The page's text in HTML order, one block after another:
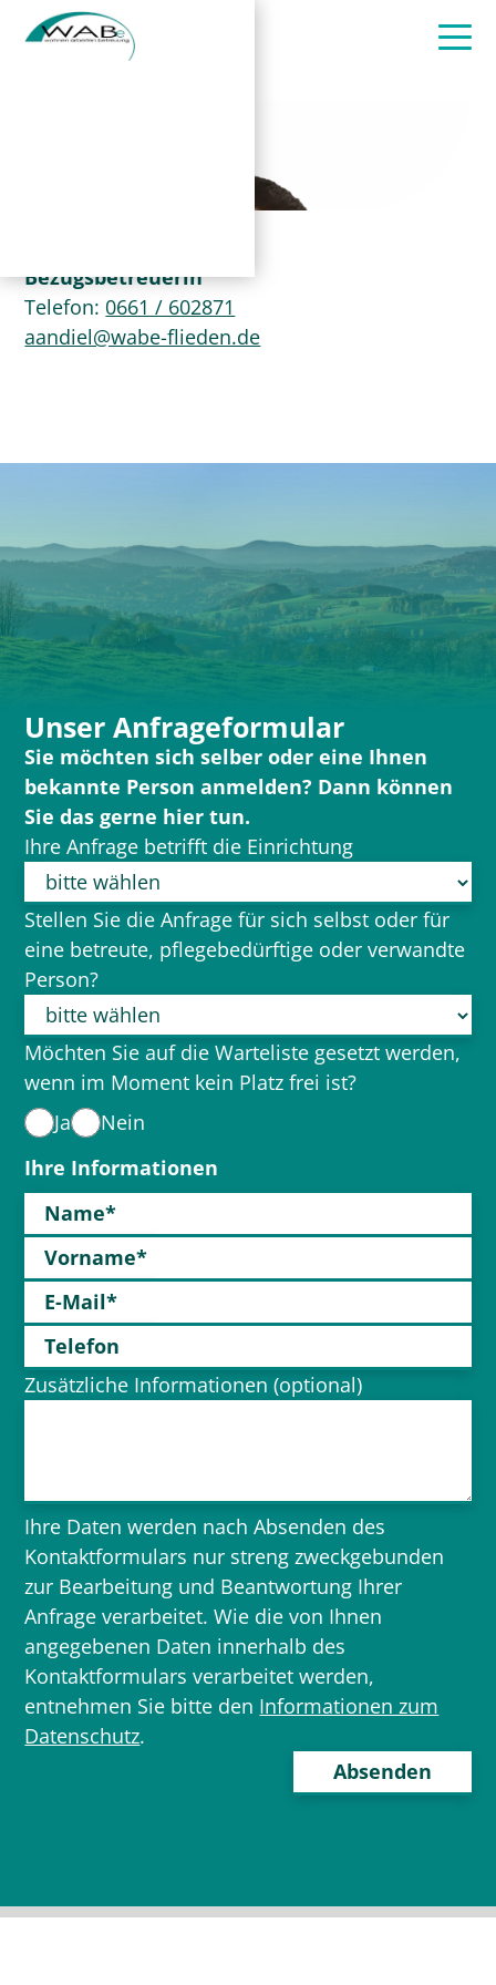
Bezugsbetreuerin
Telefon: 0661 / 602871
aandiel@wabe-flieden.de
Unser Anfrageformular
Sie möchten sich selber oder eine Ihnen
bekannte Person anmelden? Dann können
Sie das gerne hier tun.
Ihre Anfrage betrifft die Einrichtung
Stellen Sie die Anfrage für sich selbst oder für
eine betreute, pflegebedürftige oder verwandte
Person?
Möchten Sie auf die Warteliste gesetzt werden,
wenn im Moment kein Platz frei ist?
Ja
Nein
Ihre Informationen
Name*
Vorname*
E-Mail*
Telefon
Zusätzliche Informationen (optional)
Ihre Daten werden nach Absenden des
Kontaktformulars nur streng zweckgebunden
zur Bearbeitung und Beantwortung Ihrer
Anfrage verarbeitet. Wie die von Ihnen
angegebenen Daten innerhalb des
Kontaktformulars verarbeitet werden,
entnehmen Sie bitte den Informationen zum
Datenschutz.